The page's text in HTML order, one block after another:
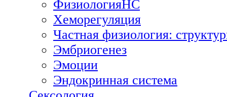
ФизиологияНС
Хеморегуляция
Частная физиология:
Эмбриогенез
Эмоции
Эндокринная система